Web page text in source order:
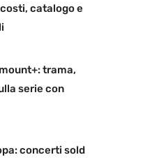
catalogo e
trama,
serie con
concerti sold